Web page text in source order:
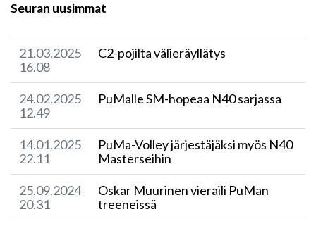
Seuran uusimmat
21.03.2025
16.08
C2-pojilta välieräyllätys
24.02.2025
12.49
​PuMalle SM-hopeaa N40 sarjassa
14.01.2025
22.11
PuMa-Volley järjestäjäksi myös N40
Masterseihin
25.09.2024
20.31
Oskar Muurinen vieraili PuMan
treeneissä